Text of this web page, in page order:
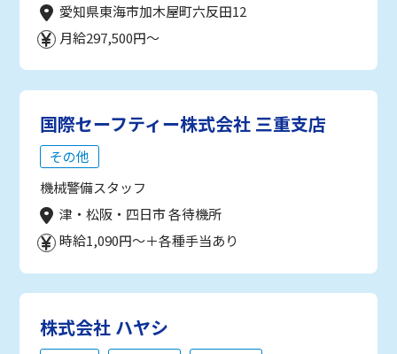
愛知県東海市加木屋町六反田12
月給297,500円～
国際セーフティー株式会社 三重支店
その他
機械警備スタッフ
津・松阪・四日市 各待機所
時給1,090円～＋各種手当あり
株式会社 ハヤシ